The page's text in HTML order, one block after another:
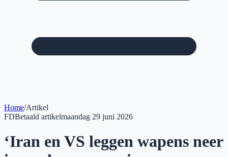
Home/Artikel
FDBetaald artikelmaandag 29 juni 2026
‘Iran en VS leggen wapens neer